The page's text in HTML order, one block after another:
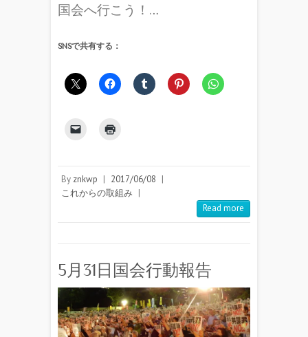
国会へ行こう！…
SNSで共有する：
By znkwp | 2017/06/08 |
これからの取組み |
Read more
5月31日国会行動報告